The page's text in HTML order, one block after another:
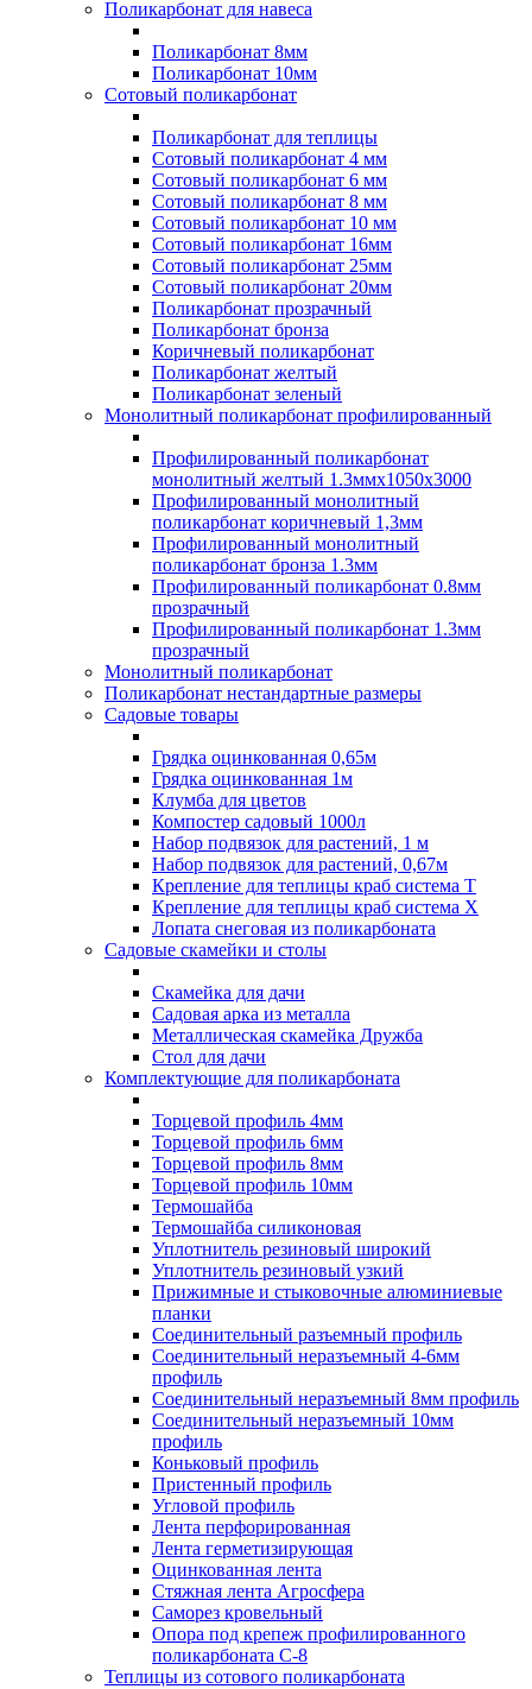
Поликарбонат для навеса
Поликарбонат 8мм
Поликарбонат 10мм
Сотовый поликарбонат
Поликарбонат для теплицы
Сотовый поликарбонат 4 мм
Сотовый поликарбонат 6 мм
Сотовый поликарбонат 8 мм
Сотовый поликарбонат 10 мм
Сотовый поликарбонат 16мм
Сотовый поликарбонат 25мм
Сотовый поликарбонат 20мм
Поликарбонат прозрачный
Поликарбонат бронза
Коричневый поликарбонат
Поликарбонат желтый
Поликарбонат зеленый
Монолитный поликарбонат профилированный
Профилированный поликарбонат
монолитный желтый 1.3ммх1050х3000
Профилированный монолитный
поликарбонат коричневый 1,3мм
Профилированный монолитный
поликарбонат бронза 1.3мм
Профилированный поликарбонат 0.8мм
прозрачный
Профилированный поликарбонат 1.3мм
прозрачный
Монолитный поликарбонат
Поликарбонат нестандартные размеры
Садовые товары
Грядка оцинкованная 0,65м
Грядка оцинкованная 1м
Клумба для цветов
Компостер садовый 1000л
Набор подвязок для растений, 1 м
Набор подвязок для растений, 0,67м
Крепление для теплицы краб система Т
Крепление для теплицы краб система Х
Лопата снеговая из поликарбоната
Садовые скамейки и столы
Скамейка для дачи
Садовая арка из металла
Металлическая скамейка Дружба
Стол для дачи
Комплектующие для поликарбоната
Торцевой профиль 4мм
Торцевой профиль 6мм
Торцевой профиль 8мм
Торцевой профиль 10мм
Термошайба
Термошайба силиконовая
Уплотнитель резиновый широкий
Уплотнитель резиновый узкий
Прижимные и стыковочные алюминиевые
планки
Соединительный разъемный профиль
Соединительный неразъемный 4-6мм
профиль
Соединительный неразъемный 8мм профиль
Соединительный неразъемный 10мм
профиль
Коньковый профиль
Пристенный профиль
Угловой профиль
Лента перфорированная
Лента герметизирующая
Оцинкованная лента
Стяжная лента Агросфера
Саморез кровельный
Опора под крепеж профилированного
поликарбоната С-8
Теплицы из сотового поликарбоната